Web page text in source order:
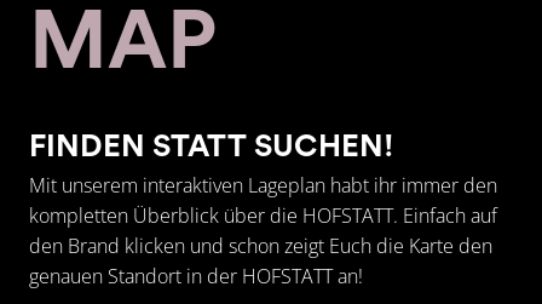
MAP
FINDEN STATT SUCHEN!
Mit unserem interaktiven Lageplan habt ihr immer den
kompletten Überblick über die HOFSTATT. Einfach auf
den Brand klicken und schon zeigt Euch die Karte den
genauen Standort in der HOFSTATT an!
SUBDUED
STUDIO OF WONDERS
UNOPIU
WORLD
60 SECONDS TO NAPOLI